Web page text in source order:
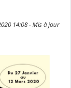
14:08 - Mis à jour